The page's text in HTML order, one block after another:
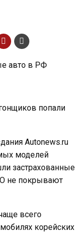
попали
Autonews.ru
моделей
застрахованные
не покрывают
всего
корейских